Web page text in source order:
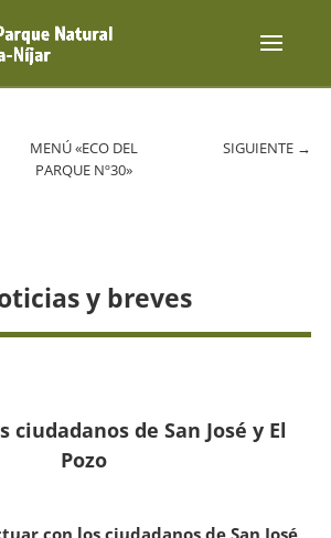
MENÚ «ECO DEL
PARQUE Nº30»
SIGUIENTE →
y breves
ciudadanos de San José y El
Pozo
con los ciudadanos de San José